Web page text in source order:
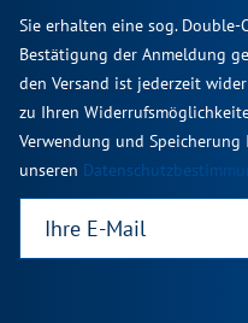
Sie erhalten eine sog.
Bestätigung der Anmeldung
den Versand ist jederzeit
zu Ihren
Verwendung und
unseren